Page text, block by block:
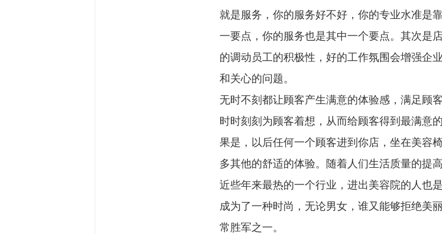
就是服务，你的服务好不好，你的专业水准是
一要点，你的服务也是其中一个要点。其次是
的调动员工的积极性，好的工作氛围会增强企
和关心的问题。
无时不刻都让顾客产生满意的体验感，满足顾
时时刻刻为顾客着想，从而给顾客得到最满意
果是，以后任何一个顾客进到你店，坐在美容
多其他的舒适的体验。随着人们生活质量的提
近些年来最热的一个行业，进出美容院的人也
成为了一种时尚，无论男女，谁又能够拒绝美
常胜军之一。